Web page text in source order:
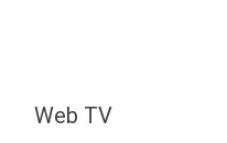
Web TV